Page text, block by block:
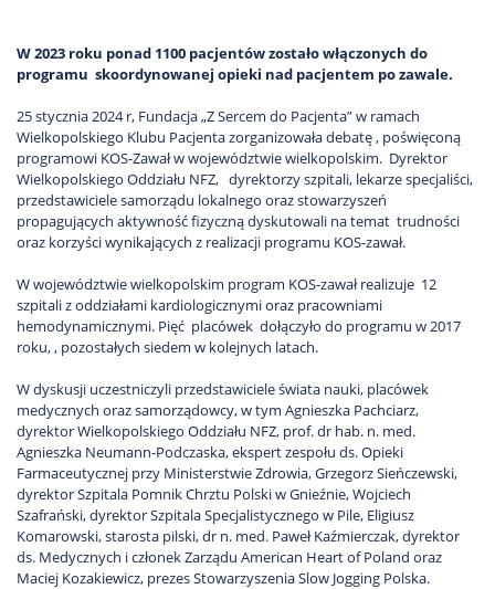
W 2023 roku ponad 1100 pacjentów zostało włączonych do
programu skoordynowanej opieki nad pacjentem po zawale.
25 stycznia 2024 r, Fundacja „Z Sercem do Pacjenta” w ramach
Wielkopolskiego Klubu Pacjenta zorganizowała debatę , poświęconą
programowi KOS-Zawał w województwie wielkopolskim. Dyrektor
Wielkopolskiego Oddziału NFZ, dyrektorzy szpitali, lekarze specjaliści,
przedstawiciele samorządu lokalnego oraz stowarzyszeń
propagujących aktywność fizyczną dyskutowali na temat trudności
oraz korzyści wynikających z realizacji programu KOS-zawał.
W województwie wielkopolskim program KOS-zawał realizuje 12
szpitali z oddziałami kardiologicznymi oraz pracowniami
hemodynamicznymi. Pięć placówek dołączyło do programu w 2017
roku, , pozostałych siedem w kolejnych latach.
W dyskusji uczestniczyli przedstawiciele świata nauki, placówek
medycznych oraz samorządowcy, w tym Agnieszka Pachciarz,
dyrektor Wielkopolskiego Oddziału NFZ, prof. dr hab. n. med.
Agnieszka Neumann-Podczaska, ekspert zespołu ds. Opieki
Farmaceutycznej przy Ministerstwie Zdrowia, Grzegorz Sieńczewski,
dyrektor Szpitala Pomnik Chrztu Polski w Gnieźnie, Wojciech
Szafrański, dyrektor Szpitala Specjalistycznego w Pile, Eligiusz
Komarowski, starosta pilski, dr n. med. Paweł Kaźmierczak, dyrektor
ds. Medycznych i członek Zarządu American Heart of Poland oraz
Maciej Kozakiewicz, prezes Stowarzyszenia Slow Jogging Polska.